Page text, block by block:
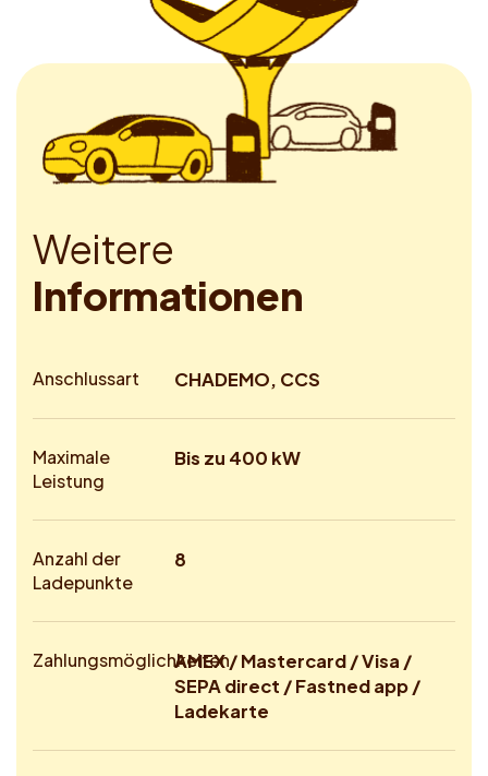
Weitere
Informationen
Anschlussart CHADEMO, CCS
Maximale
Leistung
Bis zu 400 kW
Anzahl der
Ladepunkte
8
ZahlungsmöglichkeitenAMEX / Mastercard / Visa /
SEPA direct / Fastned app /
Ladekarte